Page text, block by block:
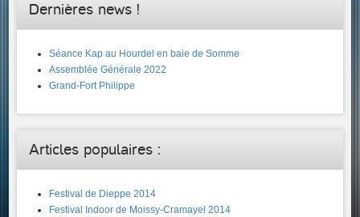
Dernières news !
Séance Kap au Hourdel en baie de Somme
Assemblée Générale 2022
Grand-Fort Philippe
Articles populaires :
Festival de Dieppe 2014
Festival Indoor de Moissy-Cramayel 2014